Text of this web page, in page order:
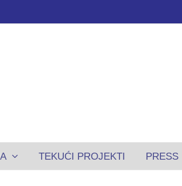
TEKUĆI PROJEKTI PRESS